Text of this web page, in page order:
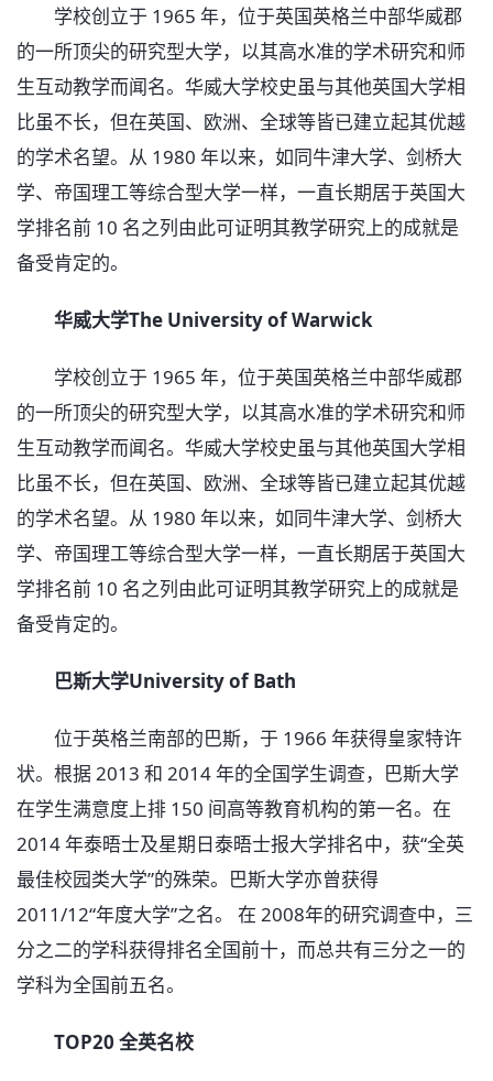
学校创立于 1965 年，位于英国英格兰中部华威郡
的一所顶尖的研究型大学，以其高水准的学术研究和师
生互动教学而闻名。华威大学校史虽与其他英国大学相
比虽不长，但在英国、欧洲、全球等皆已建立起其优越
的学术名望。从 1980 年以来，如同牛津大学、剑桥大
学、帝国理工等综合型大学一样，一直长期居于英国大
学排名前 10 名之列由此可证明其教学研究上的成就是
备受肯定的。
华威大学The University of Warwick
学校创立于 1965 年，位于英国英格兰中部华威郡
的一所顶尖的研究型大学，以其高水准的学术研究和师
生互动教学而闻名。华威大学校史虽与其他英国大学相
比虽不长，但在英国、欧洲、全球等皆已建立起其优越
的学术名望。从 1980 年以来，如同牛津大学、剑桥大
学、帝国理工等综合型大学一样，一直长期居于英国大
学排名前 10 名之列由此可证明其教学研究上的成就是
备受肯定的。
巴斯大学University of Bath
位于英格兰南部的巴斯，于 1966 年获得皇家特许
状。根据 2013 和 2014 年的全国学生调查，巴斯大学
在学生满意度上排 150 间高等教育机构的第一名。在
2014 年泰晤士及星期日泰晤士报大学排名中，获“全英
最佳校园类大学”的殊荣。巴斯大学亦曾获得
2011/12“年度大学”之名。 在 2008年的研究调查中，三
分之二的学科获得排名全国前十，而总共有三分之一的
学科为全国前五名。
TOP20 全英名校